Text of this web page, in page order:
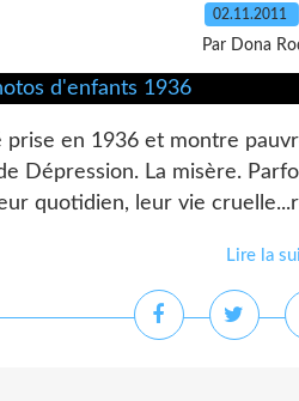
02.11.2011
Par Dona
en 1936 et montre
Dépression. La misère.
quotidien, leur vie
Lire la